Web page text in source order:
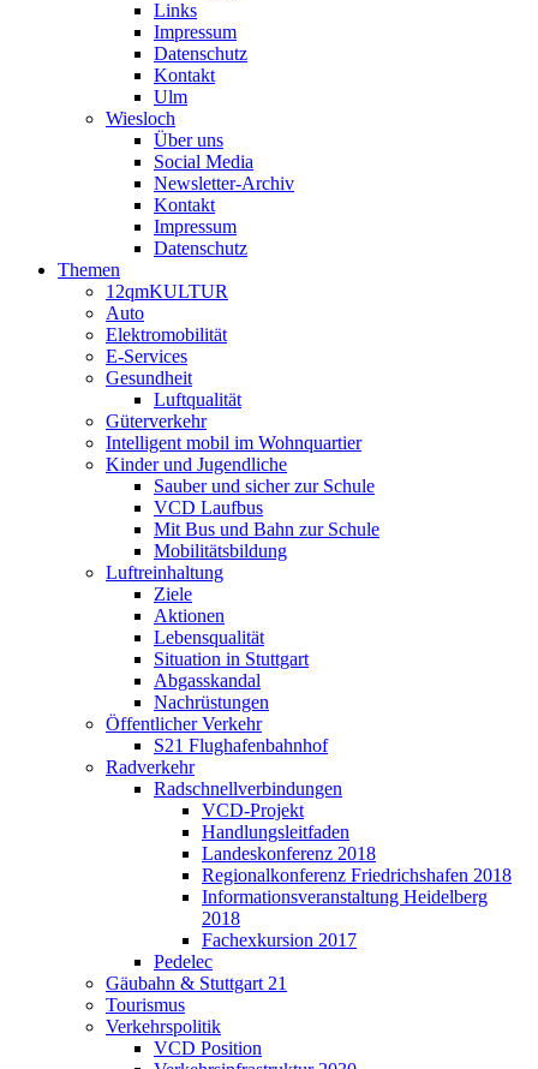
Links
Impressum
Datenschutz
Kontakt
Ulm
Wiesloch
Über uns
Social Media
Newsletter-Archiv
Kontakt
Impressum
Datenschutz
Themen
12qmKULTUR
Auto
Elektromobilität
E-Services
Gesundheit
Luftqualität
Güterverkehr
Intelligent mobil im Wohnquartier
Kinder und Jugendliche
Sauber und sicher zur Schule
VCD Laufbus
Mit Bus und Bahn zur Schule
Mobilitätsbildung
Luftreinhaltung
Ziele
Aktionen
Lebensqualität
Situation in Stuttgart
Abgasskandal
Nachrüstungen
Öffentlicher Verkehr
S21 Flughafenbahnhof
Radverkehr
Radschnellverbindungen
VCD-Projekt
Handlungsleitfaden
Landeskonferenz 2018
Regionalkonferenz Friedrichshafen 2018
Informationsveranstaltung Heidelberg
2018
Fachexkursion 2017
Pedelec
Gäubahn & Stuttgart 21
Tourismus
Verkehrspolitik
VCD Position